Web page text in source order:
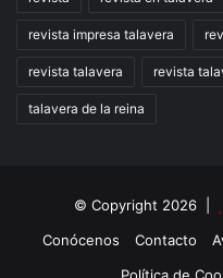
revista impresa talavera
revista talavera revista
talavera de la reina
© Copyright 2026 |
Conócenos
Contacto